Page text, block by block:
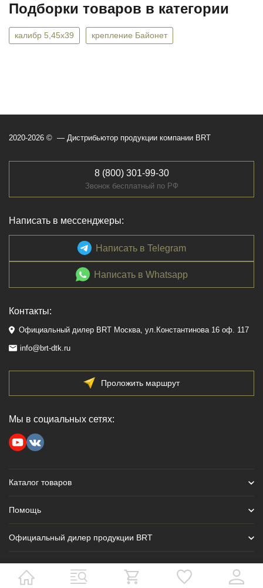
Подборки товаров в категории
калибр 5,45х39 крепление Байонет
2020-2026 © — Дистрибьютор продукции компании BRT
8 (800) 301-99-30
Звонок бесплатный по РФ
Написать в мессенджеры:
Написать в Telegram
Написать в Whatsapp
Контакты:
Официальный дилер BRT Москва, ул.Константинова 16 оф. 117
info@brt-dtk.ru
Проложить маршрут
Мы в социальных сетях:
Каталог товаров
Помощь
Официальный дилер продукции BRT